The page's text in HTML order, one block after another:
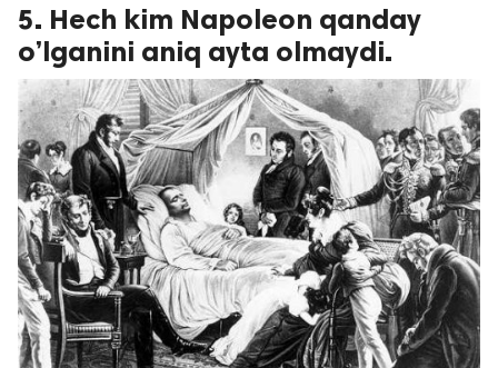
5. Hech kim Napoleon qanday
o’lganini aniq ayta olmaydi.